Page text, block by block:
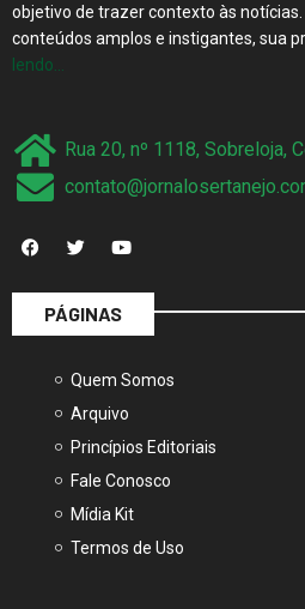
objetivo de trazer contexto às
conteúdos amplos e instigantes, sua
lendo…
Rua 20, nº 1118, Sobreloja,
PÁGINAS
Quem Somos
Arquivo
Princípios Editoriais
Fale Conosco
Mídia Kit
Termos de Uso